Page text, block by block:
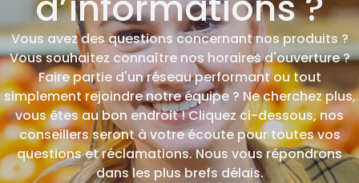
Vous avez des questions concernant nos produits ?
Vous souhaitez connaître nos horaires d'ouverture ?
Faire partie d'un réseau performant ou tout
simplement rejoindre notre équipe ? Ne cherchez plus,
vous êtes au bon endroit ! Cliquez ci-dessous, nos
conseillers seront à votre écoute pour toutes vos
questions et réclamations. Nous vous répondrons
dans les plus brefs délais.